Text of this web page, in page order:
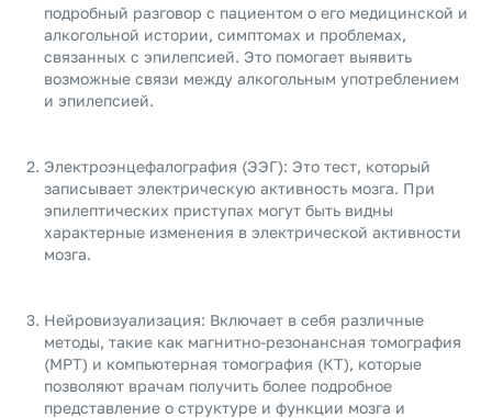
подробный разговор с пациентом о его медицинской и
алкогольной истории, симптомах и проблемах,
связанных с эпилепсией. Это помогает выявить
возможные связи между алкогольным употреблением
и эпилепсией.
Электроэнцефалография (ЭЭГ): Это тест, который
записывает электрическую активность мозга. При
эпилептических приступах могут быть видны
характерные изменения в электрической активности
мозга.
Нейровизуализация: Включает в себя различные
методы, такие как магнитно-резонансная томография
(МРТ) и компьютерная томография (КТ), которые
позволяют врачам получить более подробное
представление о структуре и функции мозга и